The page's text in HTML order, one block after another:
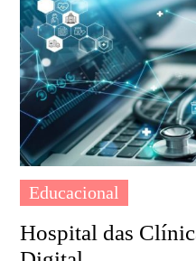
Educacional
Hospital das